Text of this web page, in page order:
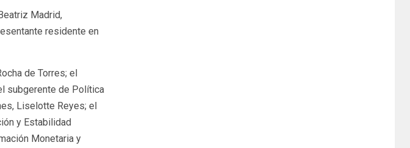
Madrid,
residente en
de Torres; el
subgerente de Política
Liselotte Reyes; el
y Estabilidad
Monetaria y